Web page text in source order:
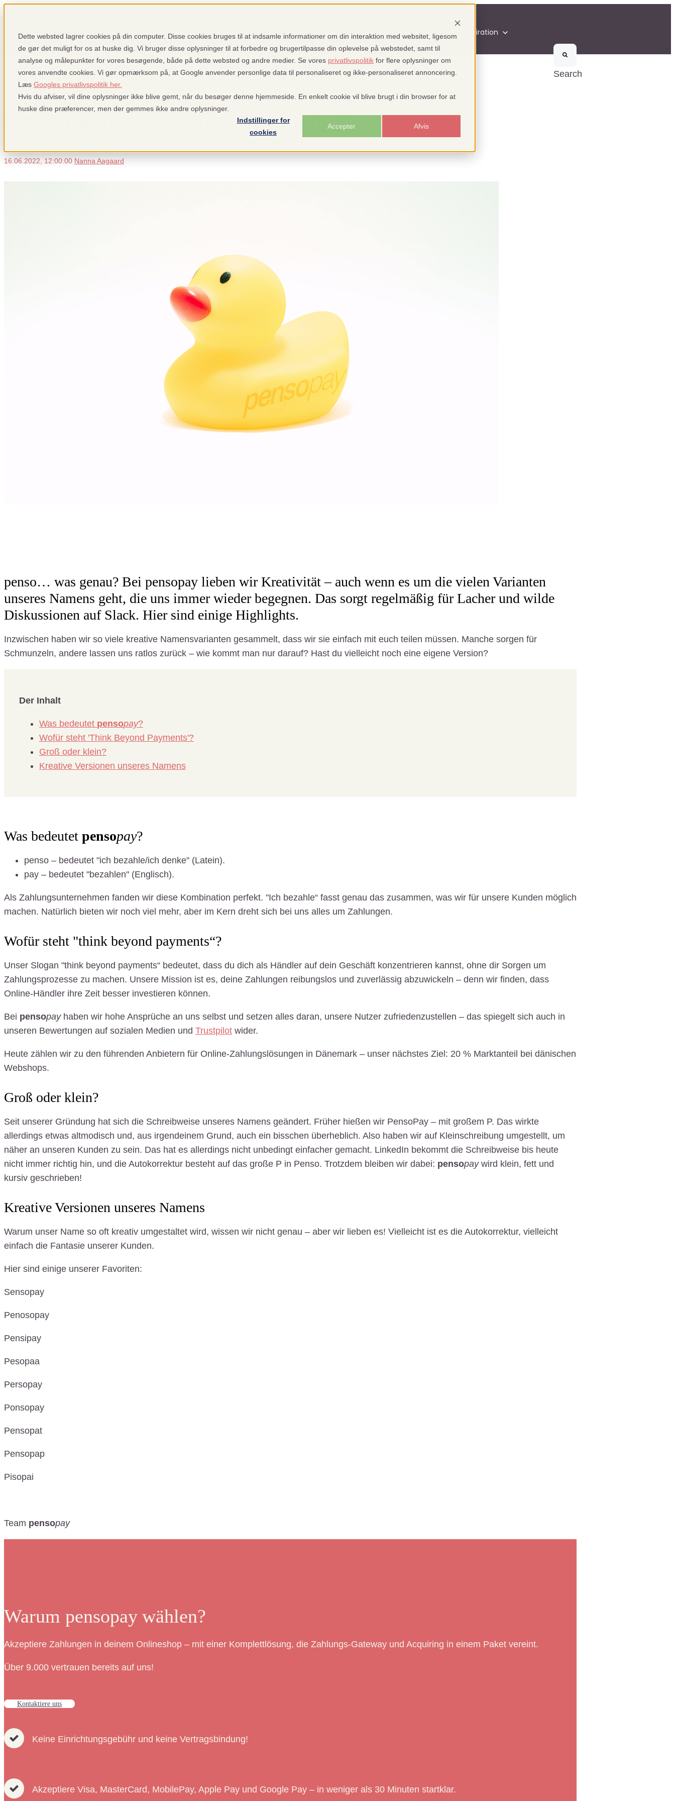
Dette websted lagrer cookies på din computer. Disse cookies bruges til at indsamle informationer om din interaktion med websitet, ligesom
de gør det muligt for os at huske dig. Vi bruger disse oplysninger til at forbedre og brugertilpasse din oplevelse på webstedet, samt til
analyse og målepunkter for vores besøgende, både på dette websted og andre medier. Se vores privatlivspolitik for flere oplysninger om
vores anvendte cookies. Vi gør opmærksom på, at Google anvender personlige data til personaliseret og ikke-personaliseret annoncering.
Læs Googles privatlivspolitik her.
Hvis du afviser, vil dine oplysninger ikke blive gemt, når du besøger denne hjemmeside. En enkelt cookie vil blive brugt i din browser for at
huske dine præferencer, men der gemmes ikke andre oplysninger.
Indstillinger for
cookies
Accepter Afvis
Show submenu for Warum pensopay Warum pensopay Show submenu for Inspiration Inspiration
Sign up Show submenu for Hilfe Hilfe Show submenu for translations Search
Nyheder: Fra pensopay og betalingsindustrien
What the duck? pensopays viele Namen
16.06.2022, 12:00:00 Nanna Aagaard
penso… was genau? Bei pensopay lieben wir Kreativität – auch wenn es um die vielen Varianten
unseres Namens geht, die uns immer wieder begegnen. Das sorgt regelmäßig für Lacher und wilde
Diskussionen auf Slack. Hier sind einige Highlights.
Inzwischen haben wir so viele kreative Namensvarianten gesammelt, dass wir sie einfach mit euch teilen müssen. Manche sorgen für
Schmunzeln, andere lassen uns ratlos zurück – wie kommt man nur darauf? Hast du vielleicht noch eine eigene Version?
Der Inhalt
Was bedeutet pensopay?
Wofür steht 'Think Beyond Payments'?
Groß oder klein?
Kreative Versionen unseres Namens
Was bedeutet pensopay?
penso – bedeutet "ich bezahle/ich denke" (Latein).
pay – bedeutet "bezahlen" (Englisch).
Als Zahlungsunternehmen fanden wir diese Kombination perfekt. "Ich bezahle“ fasst genau das zusammen, was wir für unsere Kunden möglich
machen. Natürlich bieten wir noch viel mehr, aber im Kern dreht sich bei uns alles um Zahlungen.
Wofür steht "think beyond payments“?
Unser Slogan "think beyond payments“ bedeutet, dass du dich als Händler auf dein Geschäft konzentrieren kannst, ohne dir Sorgen um
Zahlungsprozesse zu machen. Unsere Mission ist es, deine Zahlungen reibungslos und zuverlässig abzuwickeln – denn wir finden, dass
Online-Händler ihre Zeit besser investieren können.
Bei pensopayhaben wir hohe Ansprüche an uns selbst und setzen alles daran, unsere Nutzer zufriedenzustellen – das spiegelt sich auch in
unseren Bewertungen auf sozialen Medien und Trustpilot wider.
Heute zählen wir zu den führenden Anbietern für Online-Zahlungslösungen in Dänemark – unser nächstes Ziel: 20 % Marktanteil bei dänischen
Webshops.
Groß oder klein?
Seit unserer Gründung hat sich die Schreibweise unseres Namens geändert. Früher hießen wir PensoPay – mit großem P. Das wirkte
allerdings etwas altmodisch und, aus irgendeinem Grund, auch ein bisschen überheblich. Also haben wir auf Kleinschreibung umgestellt, um
näher an unseren Kunden zu sein. Das hat es allerdings nicht unbedingt einfacher gemacht. LinkedIn bekommt die Schreibweise bis heute
nicht immer richtig hin, und die Autokorrektur besteht auf das große P in Penso. Trotzdem bleiben wir dabei: pensopaywird klein, fett und
kursiv geschrieben!
Kreative Versionen unseres Namens
Warum unser Name so oft kreativ umgestaltet wird, wissen wir nicht genau – aber wir lieben es! Vielleicht ist es die Autokorrektur, vielleicht
einfach die Fantasie unserer Kunden.
Hier sind einige unserer Favoriten:
Sensopay
Penosopay
Pensipay
Pesopaa
Persopay
Ponsopay
Pensopat
Pensopap
Pisopai
Team pensopay
Warum pensopay wählen?
Akzeptiere Zahlungen in deinem Onlineshop – mit einer Komplettlösung, die Zahlungs-Gateway und Acquiring in einem Paket vereint.
Über 9.000 vertrauen bereits auf uns!
Kontaktiere uns
Keine Einrichtungsgebühr und keine Vertragsbindung!
Akzeptiere Visa, MasterCard, MobilePay, Apple Pay und Google Pay – in weniger als 30 Minuten startklar.